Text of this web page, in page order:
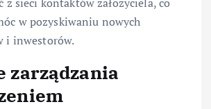
w pozyskiwaniu nowych
i inwestorów.
zarządzania